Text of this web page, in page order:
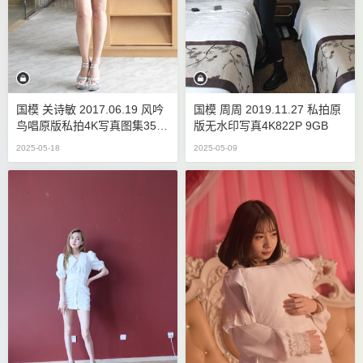
国模 关诗敏 2017.06.19 风吟
鸟唱原版私拍4K写真图集350
2025-05-18
国模 周周 2019.11.27 私拍原
版无水印写真4K822P 9GB
2025-05-09